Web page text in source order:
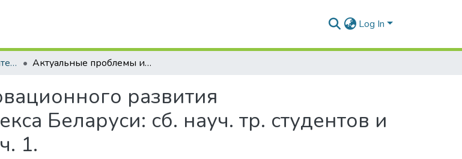
Log In
Сборники трудов и материалы конференций студентов Актуальные проблемы инновационного развития агропромышленного комплекса Беларуси: сб. науч. тр. студентов и магистрантов. В 2 ч. Вып. 8, ч. 1.
развития
Беларуси: сб. науч. тр. студентов и
1.